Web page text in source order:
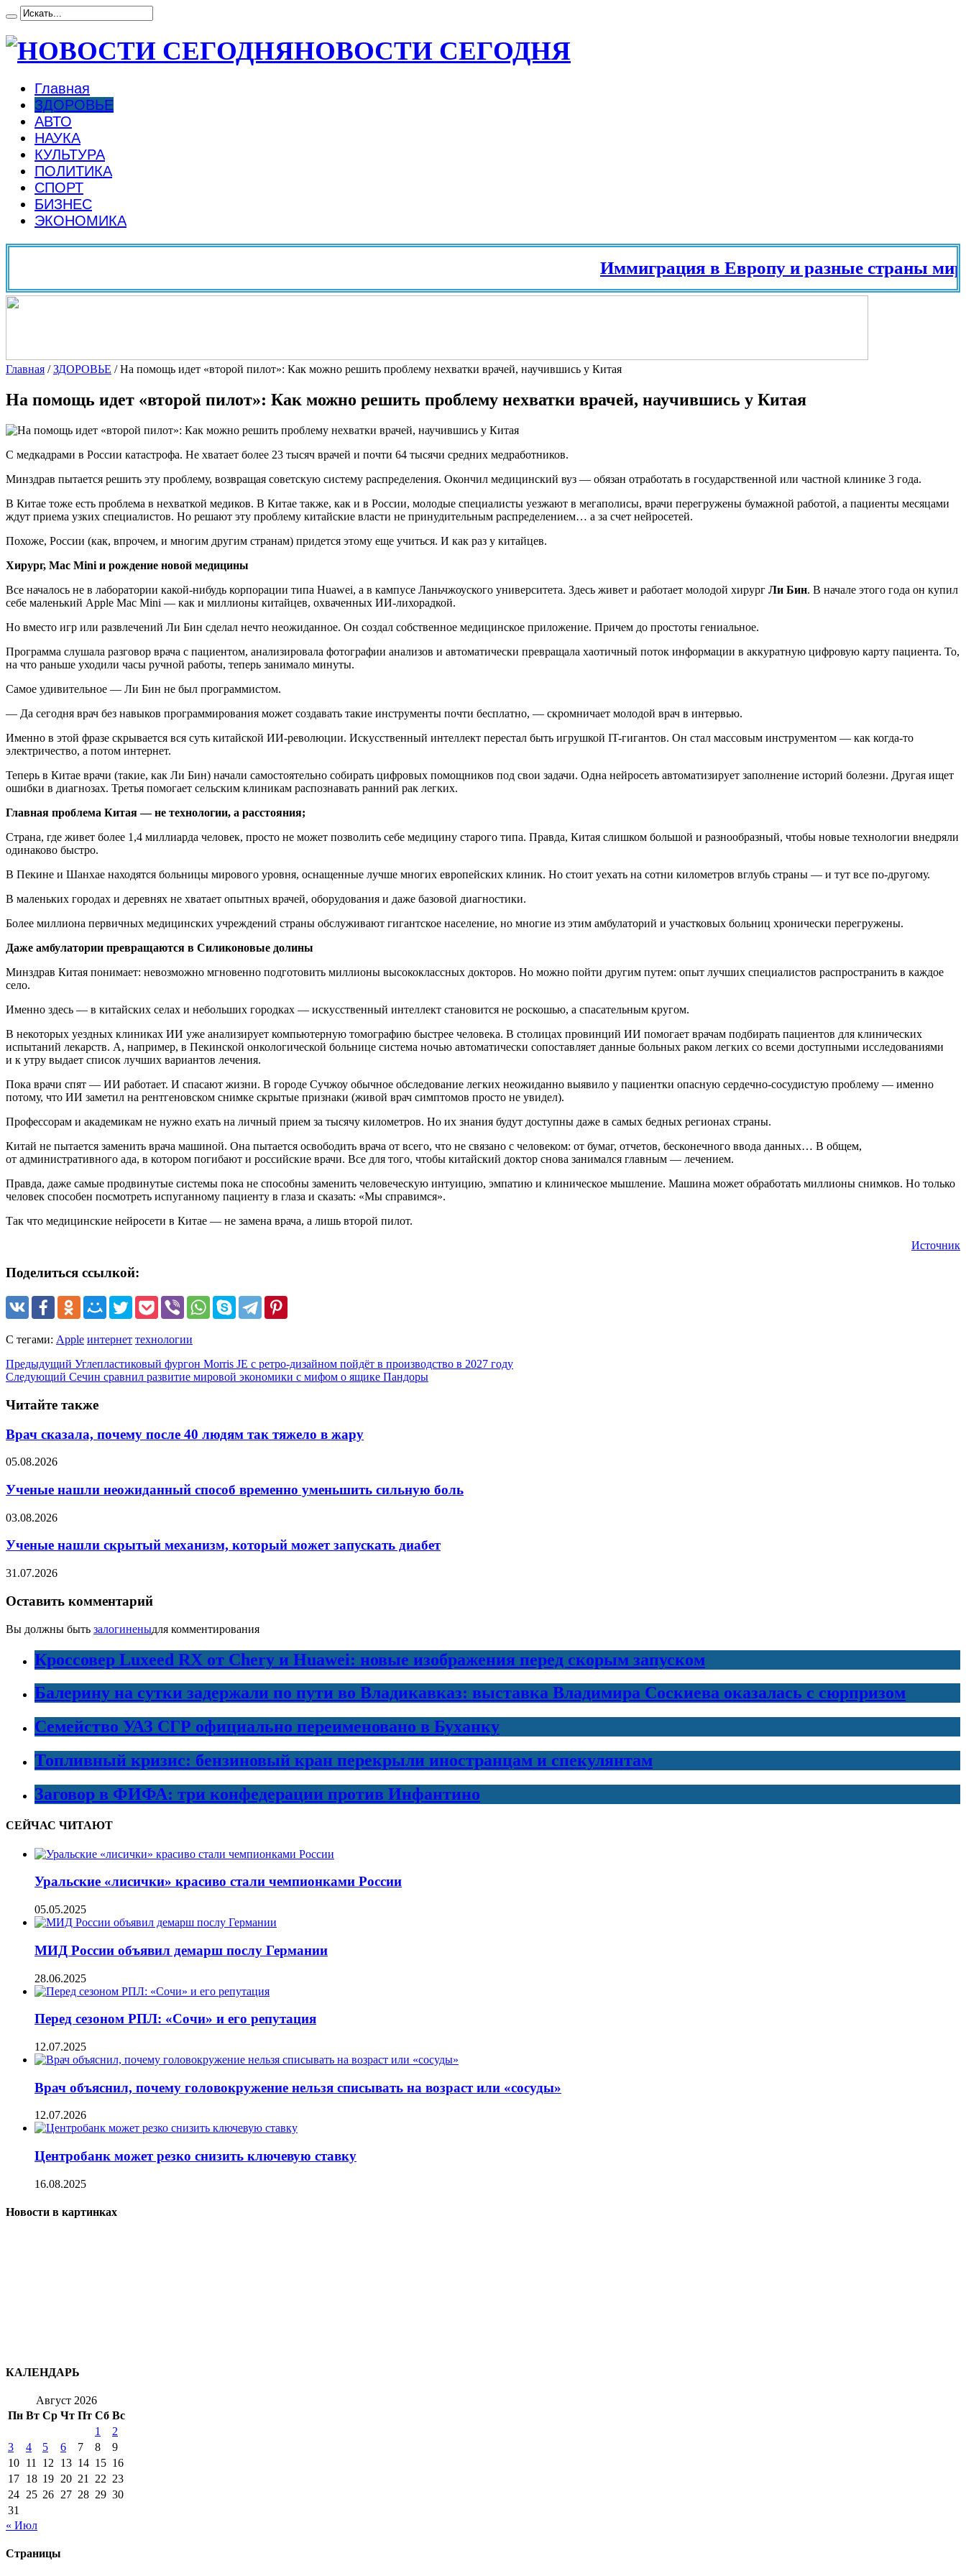
НОВОСТИ СЕГОДНЯ
Главная
ЗДОРОВЬЕ
АВТО
НАУКА
КУЛЬТУРА
ПОЛИТИКА
СПОРТ
БИЗНЕС
ЭКОНОМИКА
Иммиграция в Европу и разные страны мира в
Главная /ЗДОРОВЬЕ /На помощь идет «второй пилот»: Как можно решить проблему нехватки врачей, научившись у Китая
На помощь идет «второй пилот»: Как можно решить проблему нехватки врачей, научившись у Китая
С медкадрами в России катастрофа. Не хватает более 23 тысяч врачей и почти 64 тысячи средних медработников.
Минздрав пытается решить эту проблему, возвращая советскую систему распределения. Окончил медицинский вуз — обязан отработать в государственной или частной клинике 3 года.
В Китае тоже есть проблема в нехваткой медиков. В Китае также, как и в России, молодые специалисты уезжают в мегаполисы, врачи перегружены бумажной работой, а пациенты месяцами
ждут приема узких специалистов. Но решают эту проблему китайские власти не принудительным распределением… а за счет нейросетей.
Похоже, России (как, впрочем, и многим другим странам) придется этому еще учиться. И как раз у китайцев.
Хирург, Mac Mini и рождение новой медицины
Все началось не в лаборатории какой-нибудь корпорации типа Huawei, а в кампусе Ланьчжоуского университета. Здесь живет и работает молодой хирург Ли Бин. В начале этого года он купил
себе маленький Apple Mac Mini — как и миллионы китайцев, охваченных ИИ-лихорадкой.
Но вместо игр или развлечений Ли Бин сделал нечто неожиданное. Он создал собственное медицинское приложение. Причем до простоты гениальное.
Программа слушала разговор врача с пациентом, анализировала фотографии анализов и автоматически превращала хаотичный поток информации в аккуратную цифровую карту пациента. То,
на что раньше уходили часы ручной работы, теперь занимало минуты.
Самое удивительное — Ли Бин не был программистом.
— Да сегодня врач без навыков программирования может создавать такие инструменты почти бесплатно, — скромничает молодой врач в интервью.
Именно в этой фразе скрывается вся суть китайской ИИ-революции. Искусственный интеллект перестал быть игрушкой IT-гигантов. Он стал массовым инструментом — как когда-то
электричество, а потом интернет.
Теперь в Китае врачи (такие, как Ли Бин) начали самостоятельно собирать цифровых помощников под свои задачи. Одна нейросеть автоматизирует заполнение историй болезни. Другая ищет
ошибки в диагнозах. Третья помогает сельским клиникам распознавать ранний рак легких.
Главная проблема Китая — не технологии, а расстояния;
Страна, где живет более 1,4 миллиарда человек, просто не может позволить себе медицину старого типа. Правда, Китая слишком большой и разнообразный, чтобы новые технологии внедряли
одинаково быстро.
В Пекине и Шанхае находятся больницы мирового уровня, оснащенные лучше многих европейских клиник. Но стоит уехать на сотни километров вглубь страны — и тут все по-другому.
В маленьких городах и деревнях не хватает опытных врачей, оборудования и даже базовой диагностики.
Более миллиона первичных медицинских учреждений страны обслуживают гигантское население, но многие из этим амбулаторий и участковых больниц хронически перегружены.
Даже амбулатории превращаются в Силиконовые долины
Минздрав Китая понимает: невозможно мгновенно подготовить миллионы высококлассных докторов. Но можно пойти другим путем: опыт лучших специалистов распространить в каждое
село.
Именно здесь — в китайских селах и небольших городках — искусственный интеллект становится не роскошью, а спасательным кругом.
В некоторых уездных клиниках ИИ уже анализирует компьютерную томографию быстрее человека. В столицах провинций ИИ помогает врачам подбирать пациентов для клинических
испытаний лекарств. А, например, в Пекинской онкологической больнице система ночью автоматически сопоставляет данные больных раком легких со всеми доступными исследованиями
и к утру выдает список лучших вариантов лечения.
Пока врачи спят — ИИ работает. И спасают жизни. В городе Сучжоу обычное обследование легких неожиданно выявило у пациентки опасную сердечно-сосудистую проблему — именно
потому, что ИИ заметил на рентгеновском снимке скрытые признаки (живой врач симптомов просто не увидел).
Профессорам и академикам не нужно ехать на личный прием за тысячу километров. Но их знания будут доступны даже в самых бедных регионах страны.
Китай не пытается заменить врача машиной. Она пытается освободить врача от всего, что не связано с человеком: от бумаг, отчетов, бесконечного ввода данных… В общем,
от административного ада, в котором погибают и российские врачи. Все для того, чтобы китайский доктор снова занимался главным — лечением.
Правда, даже самые продвинутые системы пока не способны заменить человеческую интуицию, эмпатию и клиническое мышление. Машина может обработать миллионы снимков. Но только
человек способен посмотреть испуганному пациенту в глаза и сказать: «Мы справимся».
Так что медицинские нейросети в Китае — не замена врача, а лишь второй пилот.
Источник
Поделиться ссылкой:
С тегами: Apple интернет технологии
Предыдущий Углепластиковый фургон Morris JE с ретро-дизайном пойдёт в производство в 2027 году
Следующий Сечин сравнил развитие мировой экономики с мифом о ящике Пандоры
Читайте также
Врач сказала, почему после 40 людям так тяжело в жару
05.08.2026
Ученые нашли неожиданный способ временно уменьшить сильную боль
03.08.2026
Ученые нашли скрытый механизм, который может запускать диабет
31.07.2026
Оставить комментарий
Вы должны быть залогиненыдля комментирования
Кроссовер Luxeed RX от Chery и Huawei: новые изображения перед скорым запуском
Балерину на сутки задержали по пути во Владикавказ: выставка Владимира Соскиева оказалась с сюрпризом
Семейство УАЗ СГР официально переименовано в Буханку
Топливный кризис: бензиновый кран перекрыли иностранцам и спекулянтам
Заговор в ФИФА: три конфедерации против Инфантино
СЕЙЧАС ЧИТАЮТ
Уральские «лисички» красиво стали чемпионками России
05.05.2025
МИД России объявил демарш послу Германии
28.06.2025
Перед сезоном РПЛ: «Сочи» и его репутация
12.07.2025
Врач объяснил, почему головокружение нельзя списывать на возраст или «сосуды»
12.07.2026
Центробанк может резко снизить ключевую ставку
16.08.2025
Новости в картинках
КАЛЕНДАРЬ
Август 2026
Пн Вт Ср Чт Пт Сб Вс
1
2
3
4 5 6 7 8
9
10 11 12 13 14 15 16
17 18 19 20 21 22 23
24 25 26 27 28 29 30
31
« Июл
Страницы